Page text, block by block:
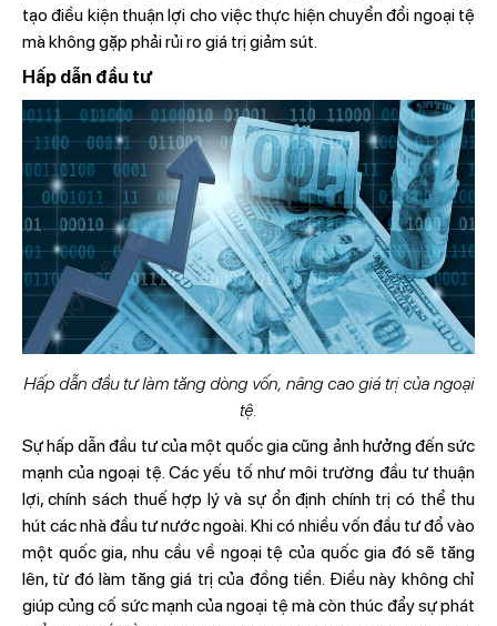
tạo điều kiện thuận lợi cho việc thực hiện chuyển đổi ngoại tệ
mà không gặp phải rủi ro giá trị giảm sút.
Hấp dẫn đầu tư
Hấp dẫn đầu tư làm tăng dòng vốn, nâng cao giá trị của ngoại
tệ.
Sự hấp dẫn đầu tư của một quốc gia cũng ảnh hưởng đến sức
mạnh của ngoại tệ. Các yếu tố như môi trường đầu tư thuận
lợi, chính sách thuế hợp lý và sự ổn định chính trị có thể thu
hút các nhà đầu tư nước ngoài. Khi có nhiều vốn đầu tư đổ vào
một quốc gia, nhu cầu về ngoại tệ của quốc gia đó sẽ tăng
lên, từ đó làm tăng giá trị của đồng tiền. Điều này không chỉ
giúp củng cố sức mạnh của ngoại tệ mà còn thúc đẩy sự phát